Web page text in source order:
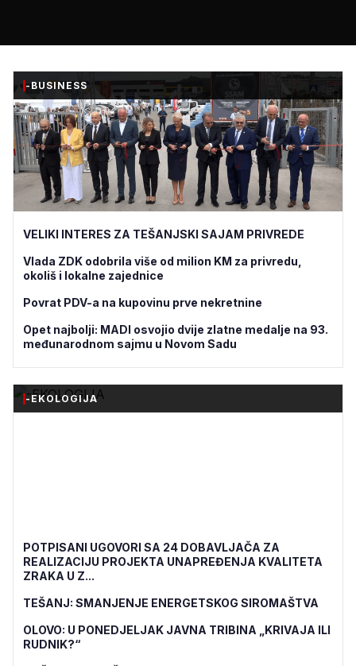
-BUSINESS
VELIKI INTERES ZA TEŠANJSKI SAJAM PRIVREDE
Vlada ZDK odobrila više od milion KM za privredu,
okoliš i lokalne zajednice
Povrat PDV-a na kupovinu prve nekretnine
Opet najbolji: MADI osvojio dvije zlatne medalje na 93.
međunarodnom sajmu u Novom Sadu
-EKOLOGIJA
POTPISANI UGOVORI SA 24 DOBAVLJAČA ZA
REALIZACIJU PROJEKTA UNAPREĐENJA KVALITETA
ZRAKA U Z...
TEŠANJ: SMANJENJE ENERGETSKOG SIROMAŠTVA
OLOVO: U PONEDJELJAK JAVNA TRIBINA „KRIVAJA ILI
RUDNIK?“